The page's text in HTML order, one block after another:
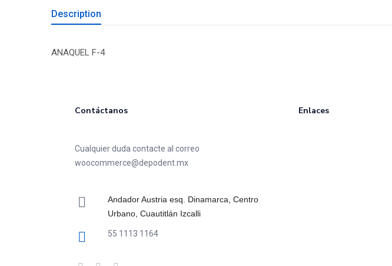
Description
ANAQUEL F-4
Contáctanos
Cualquier duda contacte al correo
woocommerce@depodent.mx
Andador Austria esq. Dinamarca, Centro
Urbano, Cuautitlán Izcalli
55 1113 1164
Enlaces